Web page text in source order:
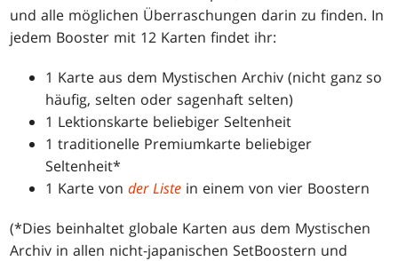
und alle möglichen Überraschungen darin zu finden. In
jedem Booster mit 12 Karten findet ihr:
1 Karte aus dem Mystischen Archiv (nicht ganz so
häufig, selten oder sagenhaft selten)
1 Lektionskarte beliebiger Seltenheit
1 traditionelle Premiumkarte beliebiger
Seltenheit*
1 Karte vonder Liste in einem von vier Boostern
(*Dies beinhaltet globale Karten aus dem Mystischen
Archiv in allen nicht-japanischen SetBoostern und